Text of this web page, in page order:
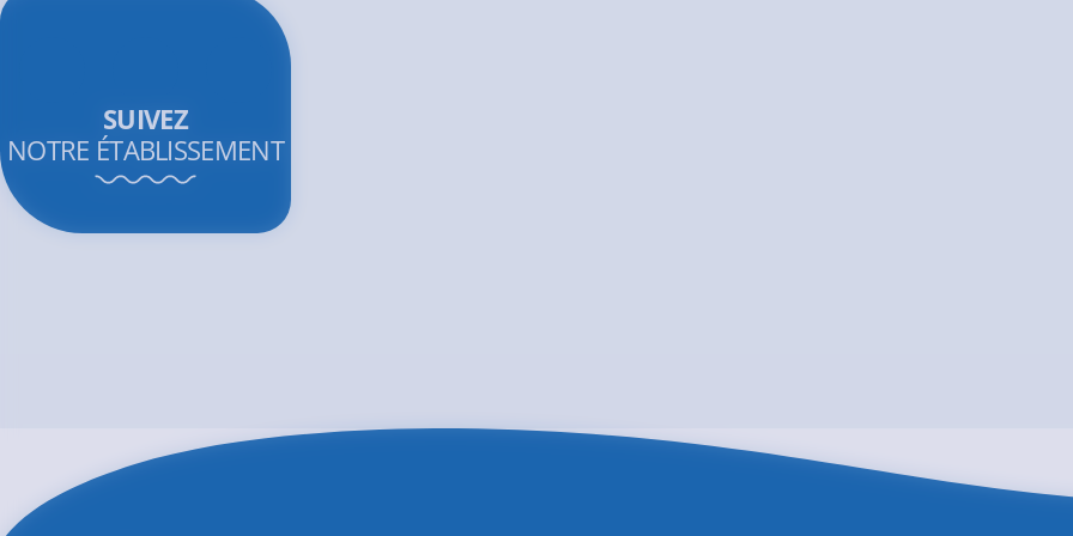
SUIVEZ
NOTRE ÉTABLISSEMENT